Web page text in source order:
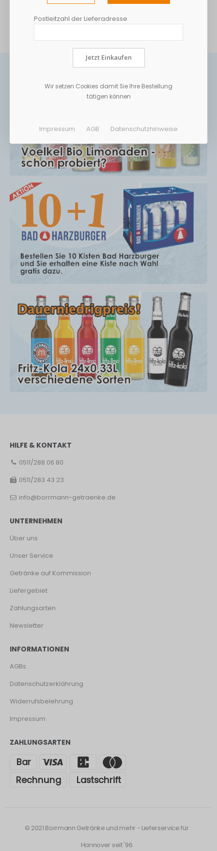
HILFE & KONTAKT
0511/288 06 80
0511/283 43 23
info@borrmann-getraenke.de
UNTERNEHMEN
Über uns
Unser Service
Getränke auf Kommission
Liefergebiet
Zahlungsarten
Newsletter
INFORMATIONEN
AGBs
Datenschutzerklährung
Widerrufsbelehrung
Impressum
ZAHLUNGSARTEN
© 2021 Borrmann Getränke und mehr - Lieferservice für
Hannover seit '96
Postleitzahl der Lieferadresse
Jetzt Einkaufen
Wir setzen Cookies damit Sie Ihre Bestellung
tätigen können
Impressum AGB Datenschutzhinweise